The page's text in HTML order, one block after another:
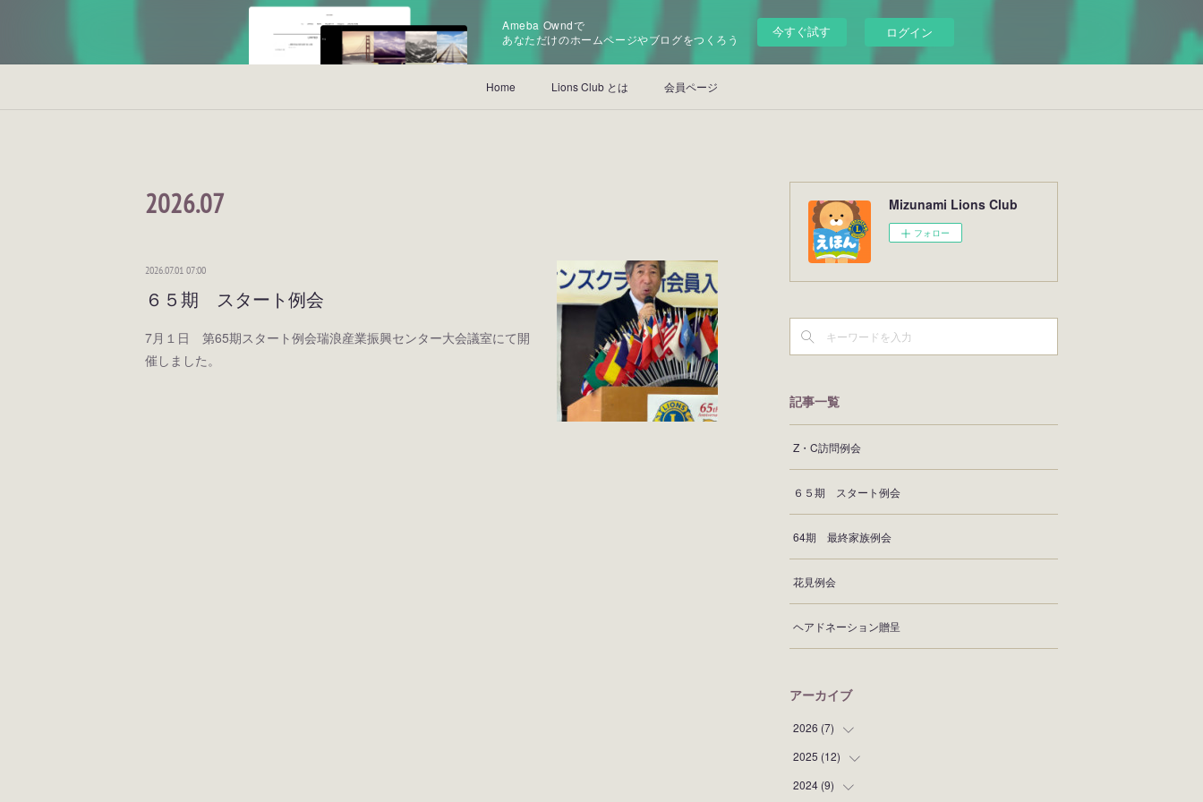
Ameba Owndで
あなただけのホームページやブログをつくろう
今すぐ試す ログイン
Home Lions Club とは 会員ページ
2026.07
2026.07.01 07:00
６５期 スタート例会
7月１日 第65期スタート例会瑞浪産業振興センター大会議室にて開
催しました。
Mizunami Lions Club
フォロー
記事一覧
Z・C訪問例会
６５期 スタート例会
64期 最終家族例会
花見例会
ヘアドネーション贈呈
アーカイブ
2026 (7)
(1
(
)
2025 (12)
(
)
2024 (9)